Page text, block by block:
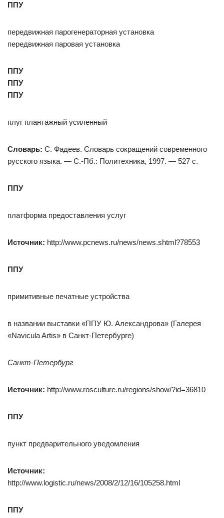
ППУ
передвижная парогенераторная установка
передвижная паровая установка
ППУ
ППУ
ППУ
плуг плантажный усиленный
Словарь: С. Фадеев. Словарь сокращений современного
русского языка. — С.-Пб.: Политехника, 1997. — 527 с.
ППУ
платформа предоставления услуг
Источник: http://www.pcnews.ru/news/news.shtml?78553
ППУ
примитивные печатные устройства
в названии выставки «ППУ Ю. Александрова» (Галерея
«Navicula Artis» в Санкт-Петербурге)
Санкт-Петербург
Источник: http://www.rosculture.ru/regions/show/?id=36810
ППУ
пункт предварительного уведомления
Источник:
http://www.logistic.ru/news/2008/2/12/16/105258.html
ППУ